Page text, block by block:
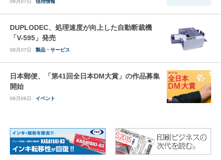
08月07日 信用情報
DUPLODEC、処理速度が向上した自動断裁機
「V-595」発売
08月07日 製品・サービス
日本郵便、「第41回全日本DM大賞」の作品募集
開始
08月06日 イベント